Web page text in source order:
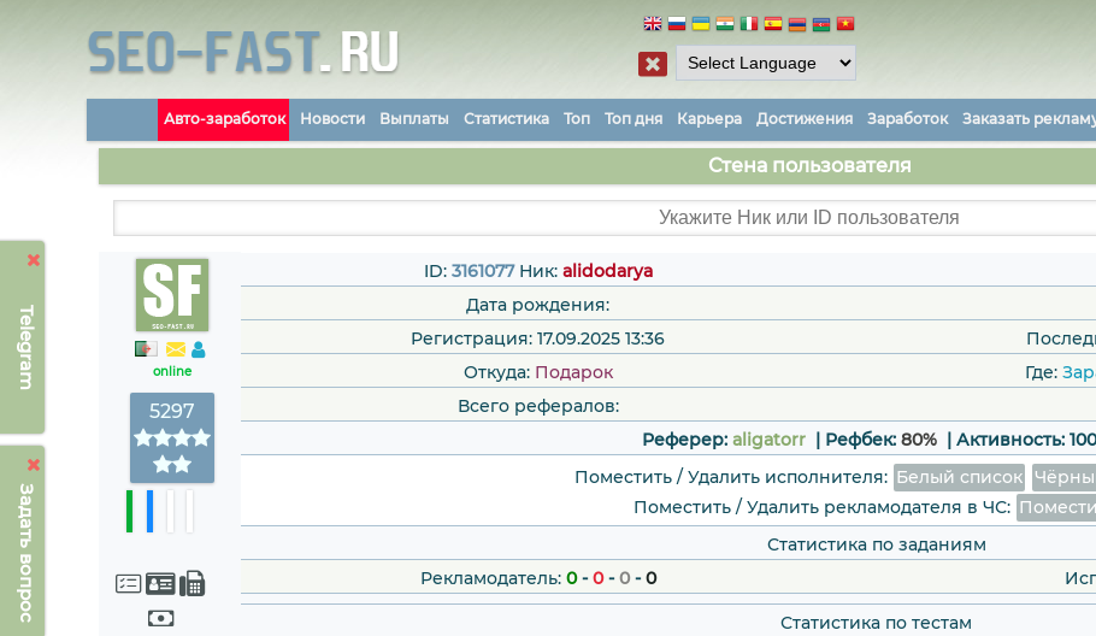
Telegram
Задать вопрос
Авто-заработок Новости Выплаты Статистика Топ Топ дня Карьера Достижения Заработок Заказать
Стена пользователя
online
5297
ID: 3161077Ник: alidodarya
Дата рождения:
Регистрация: 17.09.2025 13:36
Откуда: Подарок Где:
Всего рефералов:
Реферер: aligatorr| Рефбек: 80%| Активность:
Поместить / Удалить исполнителя: Белый список
Поместить / Удалить рекламодателя в ЧС:
Статистика по заданиям
Рекламодатель: 0-0-0-0
Статистика по тестам